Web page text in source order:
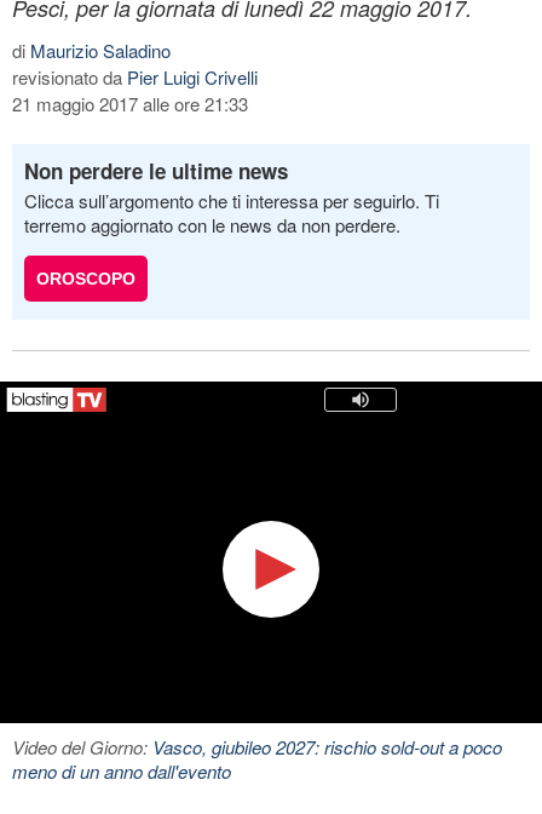
Pesci, per la giornata di lunedì 22 maggio 2017.
di Maurizio Saladino
revisionato da Pier Luigi Crivelli
21 maggio 2017 alle ore 21:33
Non perdere le ultime news
Clicca sull’argomento che ti interessa per seguirlo. Ti
terremo aggiornato con le news da non perdere.
OROSCOPO
Video del Giorno: Vasco, giubileo 2027: rischio sold-out a poco
meno di un anno dall'evento